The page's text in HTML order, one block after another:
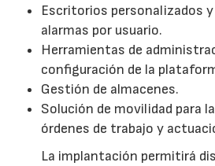
Escritorios personalizados
alarmas por usuario.
Herramientas de
configuración de la
Gestión de almacenes.
Solución de movilidad para
órdenes de trabajo y
La implantación permitirá